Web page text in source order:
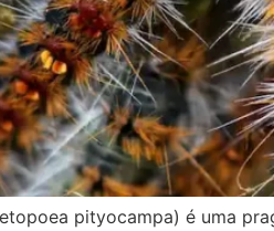
pityocampa) é uma